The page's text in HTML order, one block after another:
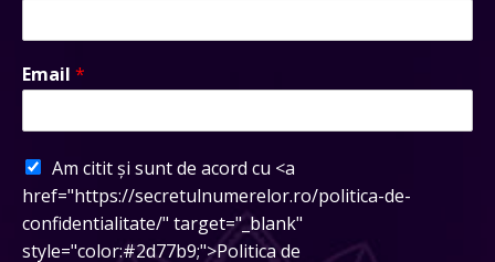
Email *
Am citit și sunt de acord cu <a
href="https://secretulnumerelor.ro/politica-de-
confidentialitate/" target="_blank"
style="color:#2d77b9;">Politica de